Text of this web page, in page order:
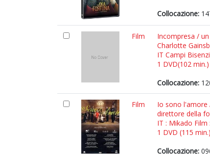
Collocazione:
Film
Incompresa /
Charlotte
IT Campi
1 DVD(102
Collocazione:
Film
Io sono l'amore
direttore della
IT : Mikado Film
1 DVD (115
Collocazione: